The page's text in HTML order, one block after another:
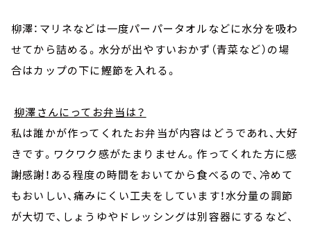
柳澤：マリネなどは一度パーパータオルなどに水分を吸わ
せてから詰める。水分が出やすいおかず（青菜など）の場
合はカップの下に鰹節を入れる。
柳澤さんにってお弁当は？
私は誰かが作ってくれたお弁当が内容はどうであれ、大好
きです。ワクワク感がたまりません。作ってくれた方に感
謝感謝！ある程度の時間をおいてから食べるので、冷めて
もおいしい、痛みにくい工夫をしています！水分量の調節
が大切で、しょうゆやドレッシングは別容器にするなど、